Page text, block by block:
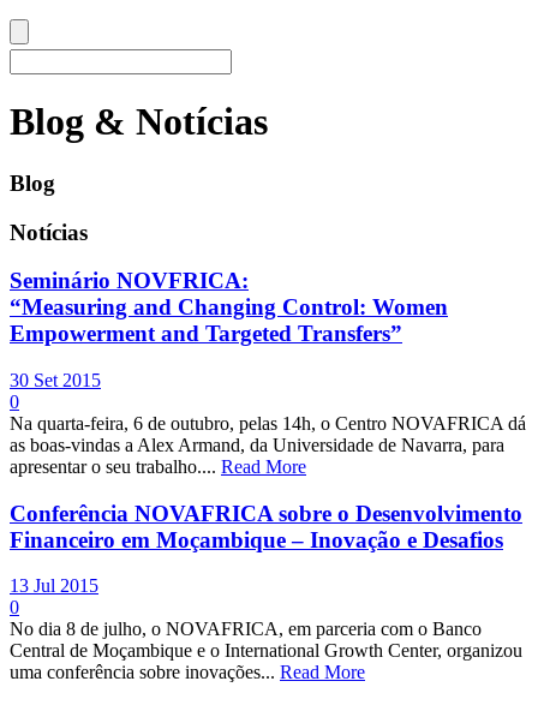
Blog & Notícias
Blog
Notícias
Seminário NOVFRICA:
“Measuring and Changing Control: Women
Empowerment and Targeted Transfers”
30 Set 2015
0
Na quarta-feira, 6 de outubro, pelas 14h, o Centro NOVAFRICA dá
as boas-vindas a Alex Armand, da Universidade de Navarra, para
apresentar o seu trabalho.... Read More
Conferência NOVAFRICA sobre o Desenvolvimento
Financeiro em Moçambique – Inovação e Desafios
13 Jul 2015
0
No dia 8 de julho, o NOVAFRICA, em parceria com o Banco
Central de Moçambique e o International Growth Center, organizou
uma conferência sobre inovações... Read More